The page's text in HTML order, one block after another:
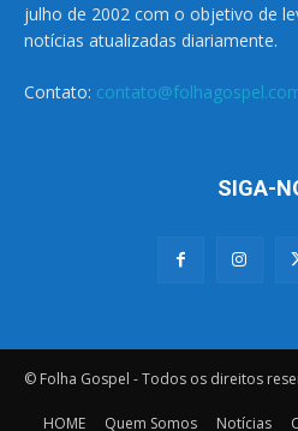
julho de 2002 com o objetivo de
notícias atualizadas diariamente.
Contato:
SIGA-
© Folha Gospel - Todos os direitos
HOME Quem Somos Notícias